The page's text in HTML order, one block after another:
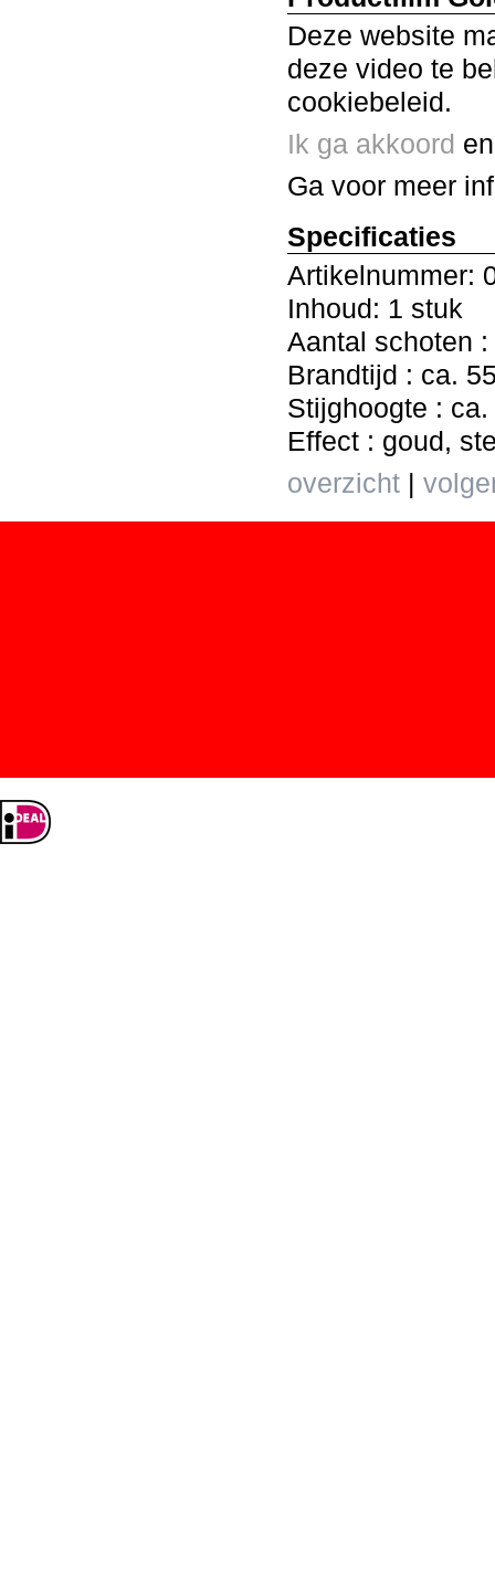
Deze website
deze video te
cookiebeleid.
Ik ga akkoord
Ga voor meer
Specificaties
Artikelnummer:
Inhoud: 1 stuk
Aantal schoten :
Brandtijd : ca.
Stijghoogte :
Effect : goud,
overzicht |